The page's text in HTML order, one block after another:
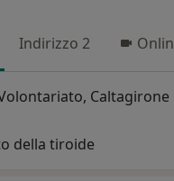
Indirizzo 2
Caltagirone
della tiroide